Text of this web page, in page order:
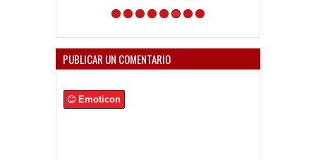
PUBLICAR UN COMENTARIO
Emoticon